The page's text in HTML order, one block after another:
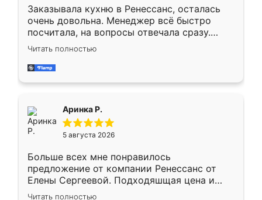
Заказывала кухню в Ренессанс, осталась
очень довольна. Менеджер всё быстро
посчитала, на вопросы отвечала сразу.
Замерщик приехал в субботу, подошёл к
делу со всей ответственностью. Собрали
за день, ребята работали аккуратно, даже
Читать полностью
Аринка Р.
5 августа 2026
Больше всех мне понравилось
предложение от компании Ренессанс от
Елены Сергеевой. Подходяшщая цена и
короткие сроки изготовления. Приехавший
Читать полностью